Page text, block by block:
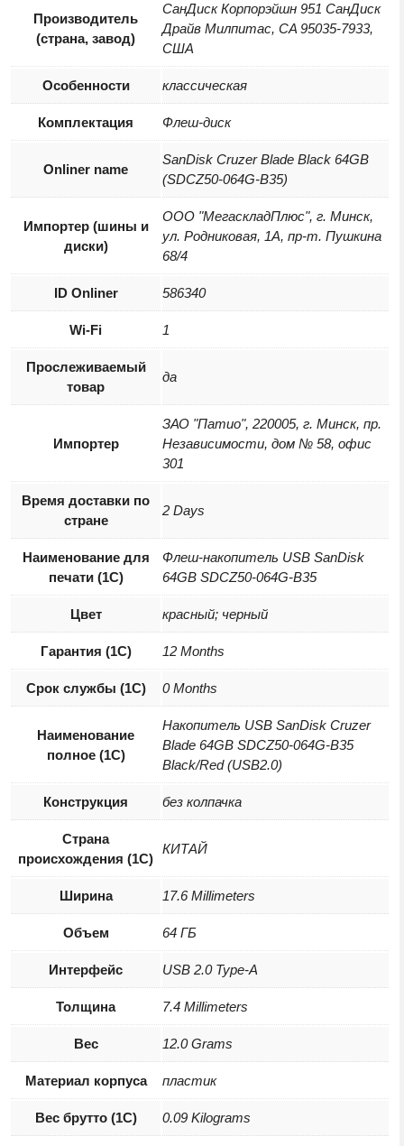
Производитель
(страна, завод)
СанДиск Корпорэйшн 951 СанДиск
Драйв Милпитас, CA 95035-7933,
США
Особенности классическая
Комплектация Флеш-диск
Onliner name
SanDisk Cruzer Blade Black 64GB
(SDCZ50-064G-B35)
Импортер (шины и
диски)
ООО "МегаскладПлюс", г. Минск,
ул. Родниковая, 1А, пр-т. Пушкина
68/4
ID Onliner 586340
Wi-Fi 1
Прослеживаемый
товар
да
Импортер
ЗАО "Патио", 220005, г. Минск, пр.
Независимости, дом № 58, офис
301
Время доставки по
стране
2 Days
Наименование для
печати (1С)
Флеш-накопитель USB SanDisk
64GB SDCZ50-064G-B35
Цвет красный; черный
Гарантия (1С) 12 Months
Срок службы (1С) 0 Months
Наименование
полное (1С)
Накопитель USB SanDisk Cruzer
Blade 64GB SDCZ50-064G-B35
Black/Red (USB2.0)
Конструкция без колпачка
Страна
происхождения (1С)
КИТАЙ
Ширина 17.6 Millimeters
Объем 64 ГБ
Интерфейс USB 2.0 Type-A
Толщина 7.4 Millimeters
Вес 12.0 Grams
Материал корпуса пластик
Вес брутто (1С) 0.09 Kilograms